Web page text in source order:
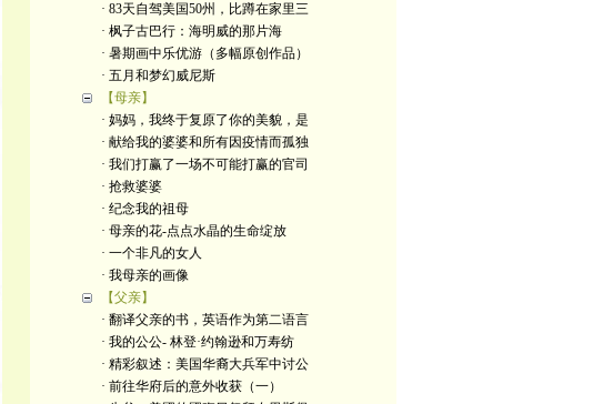
· 83天自驾美国50州，比蹲在家里三
· 枫子古巴行：海明威的那片海
· 暑期画中乐优游（多幅原创作品）
· 五月和梦幻威尼斯
【母亲】
· 妈妈，我终于复原了你的美貌，是
· 献给我的婆婆和所有因疫情而孤独
· 我们打赢了一场不可能打赢的官司
· 抢救婆婆
· 纪念我的祖母
· 母亲的花-点点水晶的生命绽放
· 一个非凡的女人
· 我母亲的画像
【父亲】
· 翻译父亲的书，英语作为第二语言
· 我的公公- 林登·约翰逊和万寿纺
· 精彩叙述：美国华裔大兵军中讨公
· 前往华府后的意外收获（一）